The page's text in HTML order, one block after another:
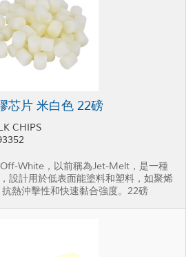
芯片 米白色 22磅
CHIPS
White，以前稱為Jet-Melt，是一種
設計用於低表面能塗料和塑料，如聚烯
熱沖擊性和快速黏合強度。22磅